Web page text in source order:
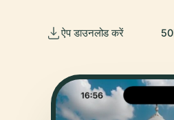
ऐप डाउनलोड करें